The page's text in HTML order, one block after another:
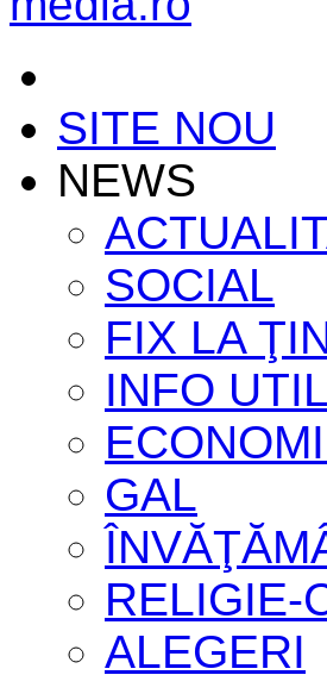
SITE NOU
NEWS
SOCIAL
FIX LA
INFO UTIL
GAL
RELIGIE-
ALEGERI